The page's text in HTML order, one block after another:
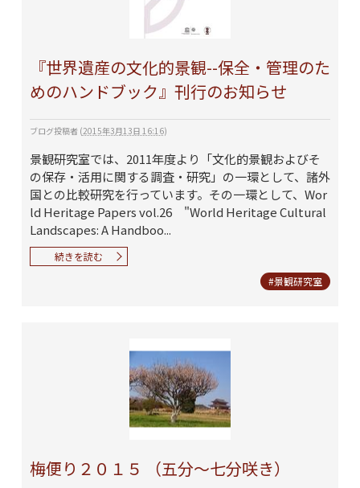
『世界遺産の文化的景観--保全・管理のた
めのハンドブック』刊行のお知らせ
ブログ投稿者(2015年3月13日 16:16)
景観研究室では、2011年度より「文化的景観およびそ
の保存・活用に関する調査・研究」の一環として、諸外
国との比較研究を行っています。その一環として、Wor
ld Heritage Papers vol.26 "World Heritage Cultural
Landscapes: A Handboo...
続きを読む
#景観研究室
梅便り２０１５ （五分～七分咲き）